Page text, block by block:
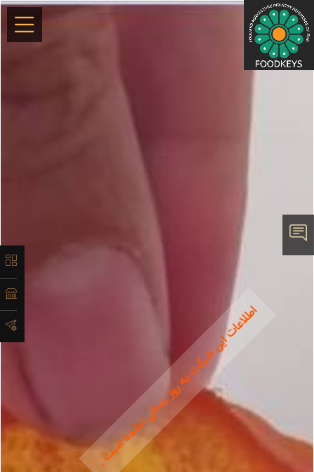
×
تاریخچه
لیست
محصولات
مدیران و
مسئولیناطلاعات این شرکت به روز رسانی نشده است .